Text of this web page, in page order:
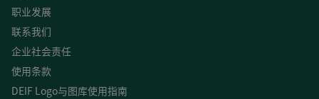
职业发展
联系我们
企业社会责任
使用条款
DEIF Logo与图库使用指南